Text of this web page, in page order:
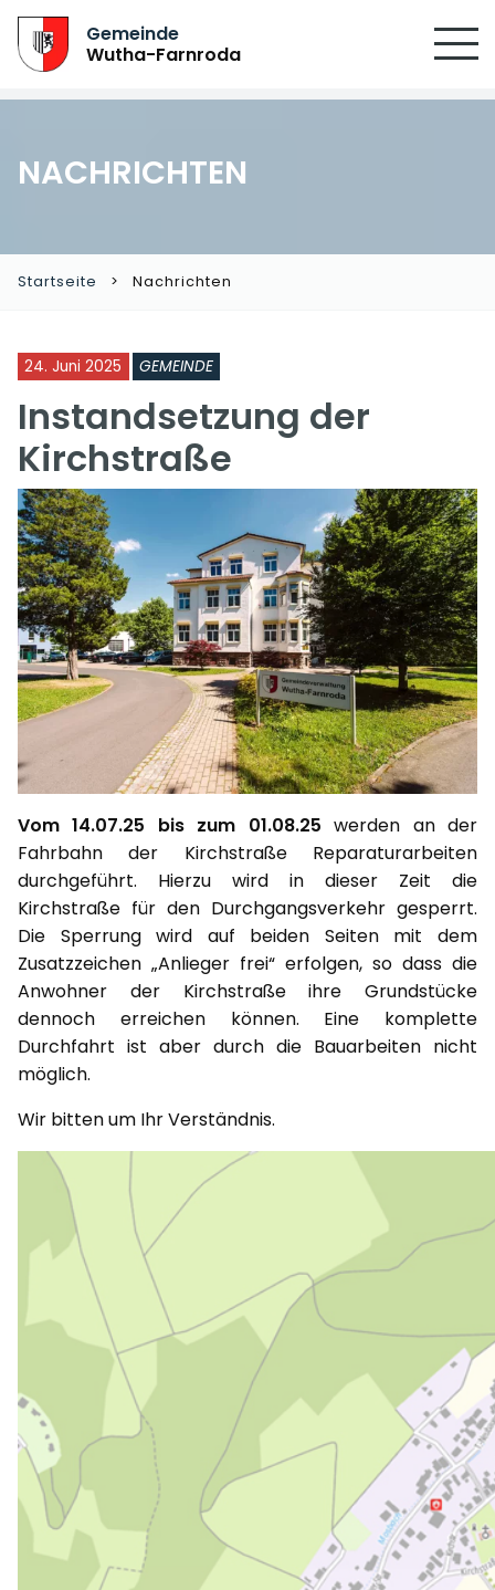
Gemeinde
Wutha-Farnroda
NACHRICHTEN
Startseite Nachrichten
24. Juni 2025 GEMEINDE
Instandsetzung der
Kirchstraße
Vom 14.07.25 bis zum 01.08.25 werden an der
Fahrbahn der Kirchstraße Reparaturarbeiten
durchgeführt. Hierzu wird in dieser Zeit die
Kirchstraße für den Durchgangsverkehr gesperrt.
Die Sperrung wird auf beiden Seiten mit dem
Zusatzzeichen „Anlieger frei“ erfolgen, so dass die
Anwohner der Kirchstraße ihre Grundstücke
dennoch erreichen können. Eine komplette
Durchfahrt ist aber durch die Bauarbeiten nicht
möglich.
Wir bitten um Ihr Verständnis.